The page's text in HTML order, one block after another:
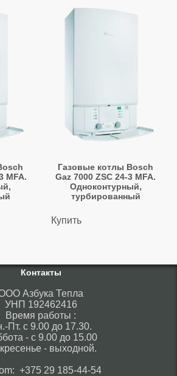
MFA.
Газовые котлы Bosch
Gaz 7000 ZSC 24-3 MFA.
Одноконтурный,
турбированный
Купить
Контакты
Азбука Тепла
УНП 192462416
Время работы :
Пт. с 9.00 до 17.30.
- с 9.00 до 15.00
- выходной.
+375 29 185-44-54